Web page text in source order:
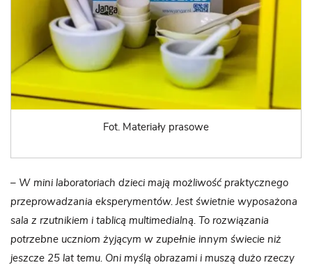
Fot. Materiały prasowe
– W mini laboratoriach dzieci mają możliwość praktycznego
przeprowadzania eksperymentów. Jest świetnie wyposażona
sala z rzutnikiem i tablicą multimedialną. To rozwiązania
potrzebne uczniom żyjącym w zupełnie innym świecie niż
jeszcze 25 lat temu. Oni myślą obrazami i muszą dużo rzeczy